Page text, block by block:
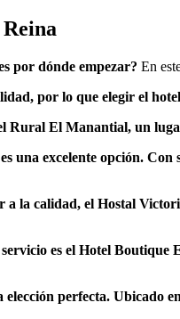
por dónde empezar? En
por lo que elegir el
Rural El Manantial, un
una excelente opción.
la calidad, el Hostal
es el Hotel
elección perfecta.